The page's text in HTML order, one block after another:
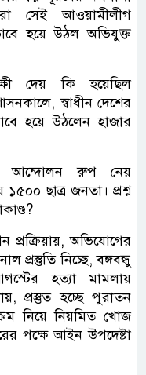
সেই আওয়ামীলীগ
হয়ে উঠল অভিযুক্ত
দেয় কি হয়েছিল
স্বাধীন দেশের
হয়ে উঠলেন হাজার
আন্দোলন রুপ নেয়
ছাত্র জনতা। প্রশ্ন
প্রক্রিয়ায়, অভিযোগের
প্রস্তুতি নিচ্ছে, বঙ্গবন্ধু
হত্যা মামলায়
প্রস্তুত হচ্ছে পুরাতন
নিয়ে নিয়মিত খোজ
পক্ষে আইন উপদেষ্টা